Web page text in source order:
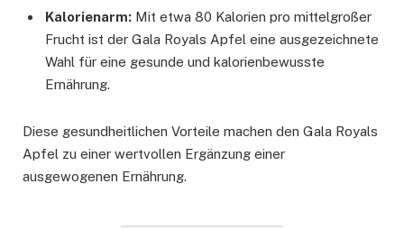
Kalorienarm: Mit etwa 80 Kalorien pro mittelgroßer
Frucht ist der Gala Royals Apfel eine ausgezeichnete
Wahl für eine gesunde und kalorienbewusste
Ernährung.
Diese gesundheitlichen Vorteile machen den Gala Royals
Apfel zu einer wertvollen Ergänzung einer
ausgewogenen Ernährung.